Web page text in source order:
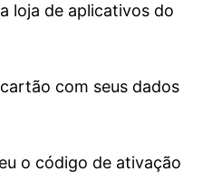
loja de aplicativos do
com seus dados
o código de ativação